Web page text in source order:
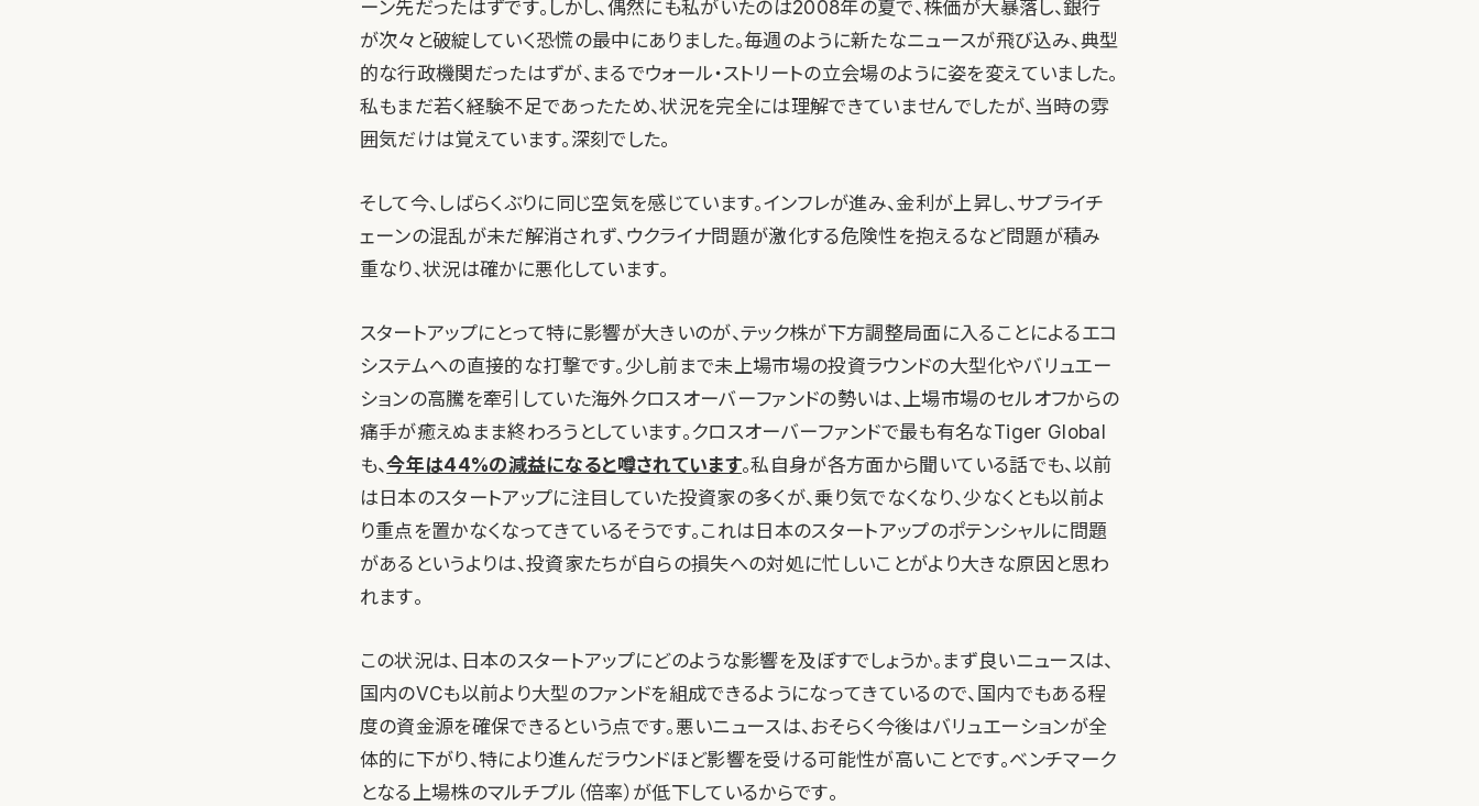
ーン先だったはずです。しかし、偶然にも私がいたのは2008年の夏で、株価が大暴落し、銀行
が次々と破綻していく恐慌の最中にありました。毎週のように新たなニュースが飛び込み、典型
的な行政機関だったはずが、まるでウォール・ストリートの立会場のように姿を変えていました。
私もまだ若く経験不足であったため、状況を完全には理解できていませんでしたが、当時の雰
囲気だけは覚えています。深刻でした。
そして今、しばらくぶりに同じ空気を感じています。インフレが進み、金利が上昇し、サプライチ
ェーンの混乱が未だ解消されず、ウクライナ問題が激化する危険性を抱えるなど問題が積み
重なり、状況は確かに悪化しています。
スタートアップにとって特に影響が大きいのが、テック株が下方調整局面に入ることによるエコ
システムへの直接的な打撃です。少し前まで未上場市場の投資ラウンドの大型化やバリュエー
ションの高騰を牽引していた海外クロスオーバーファンドの勢いは、上場市場のセルオフからの
痛手が癒えぬまま終わろうとしています。クロスオーバーファンドで最も有名なTiger Global
も、今年は44%の減益になると噂されています。私自身が各方面から聞いている話でも、以前
は日本のスタートアップに注目していた投資家の多くが、乗り気でなくなり、少なくとも以前よ
り重点を置かなくなってきているそうです。これは日本のスタートアップのポテンシャルに問題
があるというよりは、投資家たちが自らの損失への対処に忙しいことがより大きな原因と思わ
れます。
この状況は、日本のスタートアップにどのような影響を及ぼすでしょうか。まず良いニュースは、
国内のVCも以前より大型のファンドを組成できるようになってきているので、国内でもある程
度の資金源を確保できるという点です。悪いニュースは、おそらく今後はバリュエーションが全
体的に下がり、特により進んだラウンドほど影響を受ける可能性が高いことです。ベンチマーク
となる上場株のマルチプル（倍率）が低下しているからです。